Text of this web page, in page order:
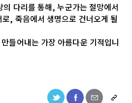
다리를 통해, 누군가는 절망에서
, 죽음에서 생명으로 건너오게 될
들어내는 가장 아름다운 기적입니